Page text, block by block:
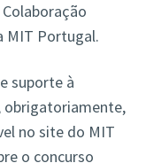
MIT Portugal.
suporte à
obrigatoriamente,
no site do MIT
o concurso